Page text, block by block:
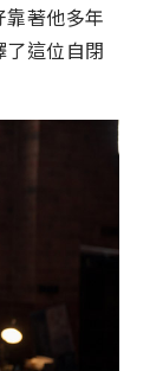
著他多年
這位自閉